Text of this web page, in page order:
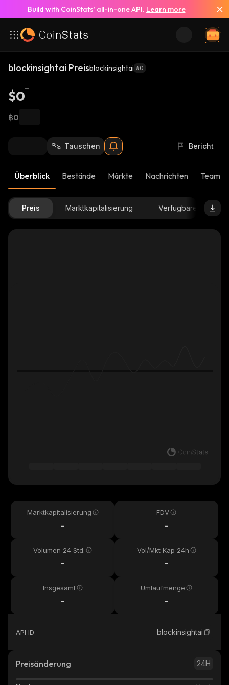
Build with CoinStats’ all-in-one API. Learn more
blockinsightai Preisblockinsightai #0
$0
฿0
Tauschen Bericht
Überblick Bestände Märkte Nachrichten Team-
Preis Marktkapitalisierung Verfügbare Menge
Marktkapitalisierung
-
FDV
-
Volumen 24 Std.
-
Vol/Mkt Kap 24h
-
Insgesamt
-
Umlaufmenge
-
API ID blockinsightai
Preisänderung 24H